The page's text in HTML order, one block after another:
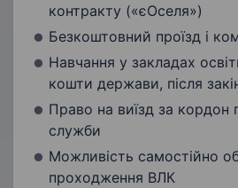
контракту («єОселя»)
Безкоштовний проїзд і
Навчання у закладах
кошти держави, після
Право на виїзд за кордон
служби
Можливість самостійно
проходження ВЛК